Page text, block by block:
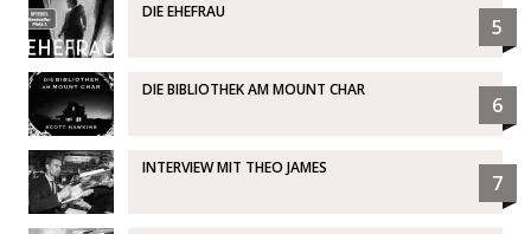
DIE EHEFRAU
5
DIE BIBLIOTHEK AM MOUNT CHAR
6
INTERVIEW MIT THEO JAMES
7